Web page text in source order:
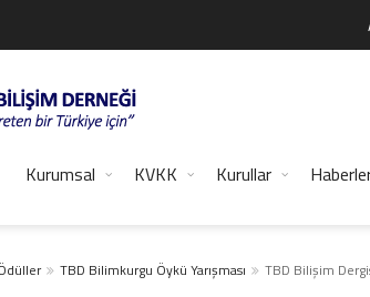
Kurumsal KVKK Kurullar
TBD Bilimkurgu Öykü Yarışması TBD Bilişim